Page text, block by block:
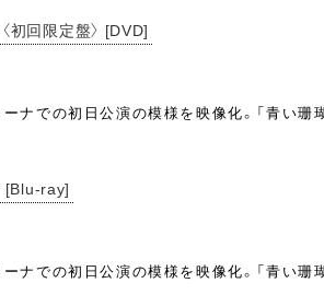
回限定盤〉 [DVD]
での初日公演の模様を映像化。「青い珊
[Blu-ray]
での初日公演の模様を映像化。「青い珊